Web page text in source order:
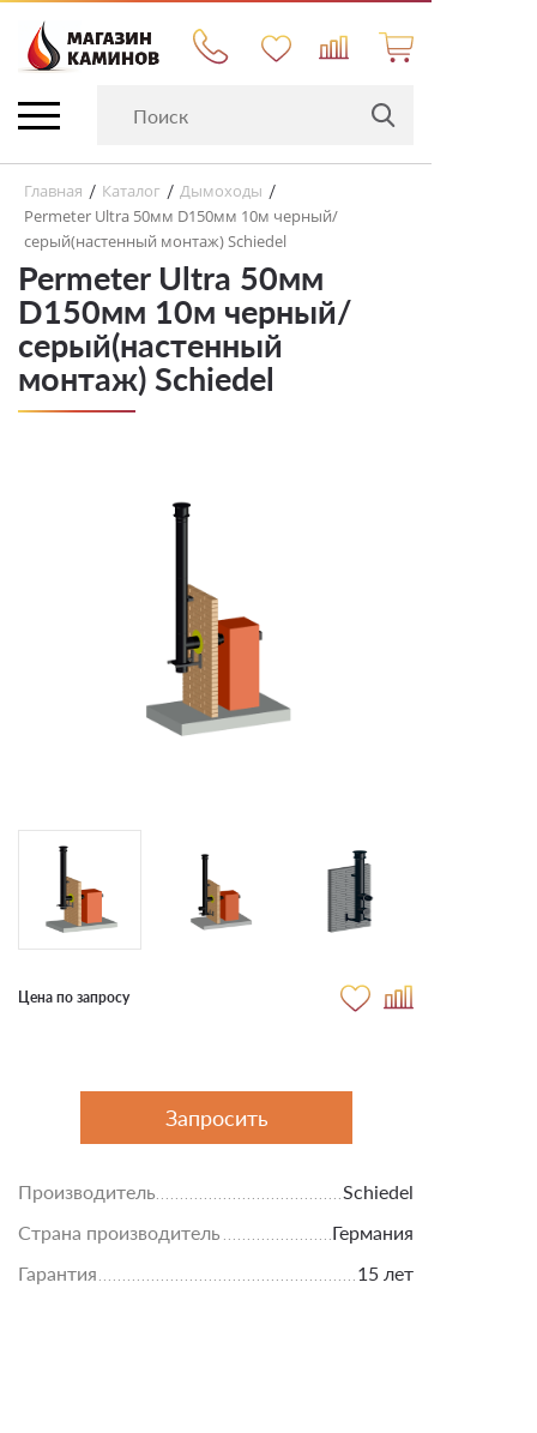
Главная / Каталог / Дымоходы /
Permeter Ultra 50мм D150мм 10м черный/
серый(настенный монтаж) Schiedel
Permeter Ultra 50мм
D150мм 10м черный/
серый(настенный
монтаж) Schiedel
Цена по запросу
Запросить
Производитель
Schiedel
Страна производитель
Германия
Гарантия
15 лет